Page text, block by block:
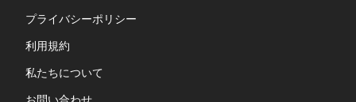
プライバシーポリシー
利用規約
私たちについて